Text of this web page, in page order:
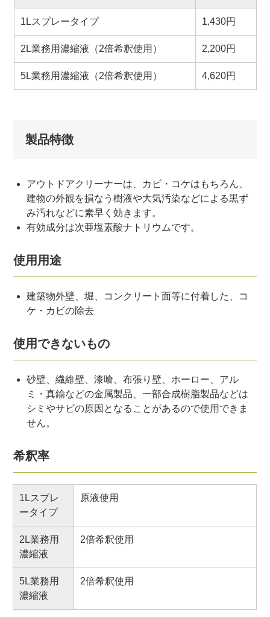
1Lスプレータイプ 1,430円
2L業務用濃縮液（2倍希釈使用） 2,200円
5L業務用濃縮液（2倍希釈使用） 4,620円
製品特徴
アウトドアクリーナーは、カビ・コケはもちろん、
建物の外観を損なう樹液や大気汚染などによる黒ず
み汚れなどに素早く効きます。
有効成分は次亜塩素酸ナトリウムです。
使用用途
建築物外壁、堀、コンクリート面等に付着した、コ
ケ・カビの除去
使用できないもの
砂壁、繊維壁、漆喰、布張り壁、ホーロー、アル
ミ・真鍮などの金属製品、一部合成樹脂製品などは
シミやサビの原因となることがあるので使用できま
せん。
希釈率
1Lスプレ
ータイプ
原液使用
2L業務用
濃縮液
2倍希釈使用
5L業務用
濃縮液
2倍希釈使用